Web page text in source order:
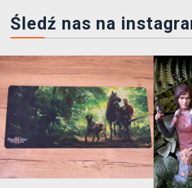
Śledź nas na